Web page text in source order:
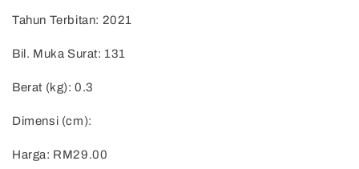
Tahun Terbitan: 2021
Bil. Muka Surat: 131
Berat (kg): 0.3
Dimensi (cm):
Harga: RM29.00